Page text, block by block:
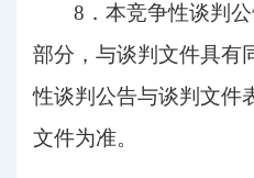
8． 本竞争性谈判
部分，与谈判文件具有
性谈判公告与谈判文件
文件为准。